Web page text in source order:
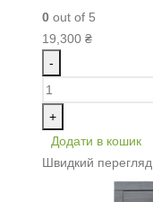
0 out of 5
19,300 ₴
-
+
Додати в кошик
Швидкий перегляд